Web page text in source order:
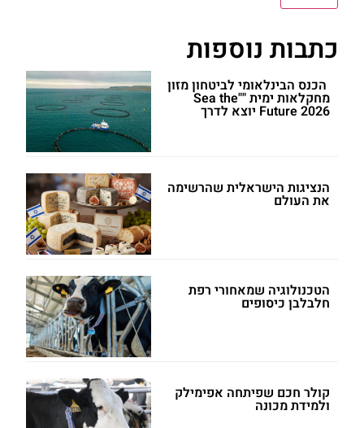
כתבות נוספות
הכנס הבינלאומי לביטחון מזון
מחקלאות ימית ""Sea the
Future 2026 יוצא לדרך
הנציגות הישראלית שהרשימה
את העולם
הטכנולוגיה שמאחורי רפת
חלבלבן כיסופים
קולר חכם שפיתחה אפימילק
ולמידת מכונה